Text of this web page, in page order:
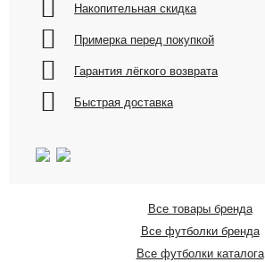
Накопительная скидка
Примерка перед покупкой
Гарантия лёгкого возврата
Быстрая доставка
Все товары бренда
Все футболки бренда
Все футболки каталога